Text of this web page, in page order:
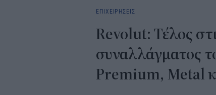
navigation
ΕΠΙΧΕΙΡΗΣΕΙΣ
Revolut: Τέλος
συναλλάγματος
Premium, Metal